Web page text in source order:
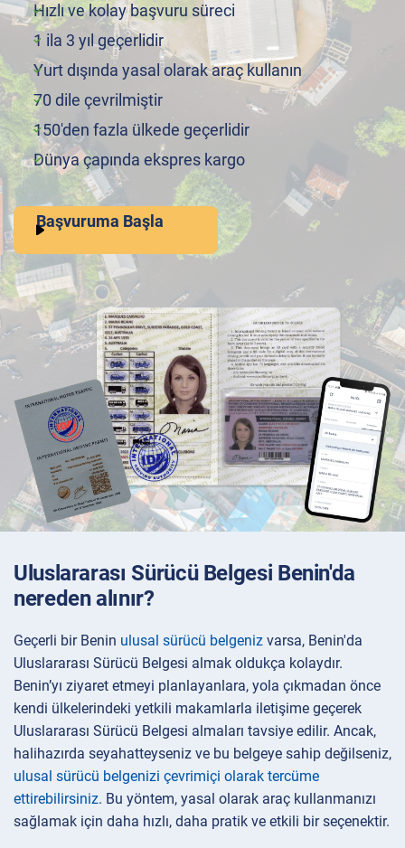
Hızlı ve kolay başvuru süreci
1 ila 3 yıl geçerlidir
Yurt dışında yasal olarak araç kullanın
70 dile çevrilmiştir
150'den fazla ülkede geçerlidir
Dünya çapında ekspres kargo
Başvuruma Başla
Uluslararası Sürücü Belgesi Benin'da
nereden alınır?
Geçerli bir Benin ulusal sürücü belgeniz varsa, Benin'da
Uluslararası Sürücü Belgesi almak oldukça kolaydır.
Benin’yı ziyaret etmeyi planlayanlara, yola çıkmadan önce
kendi ülkelerindeki yetkili makamlarla iletişime geçerek
Uluslararası Sürücü Belgesi almaları tavsiye edilir. Ancak,
halihazırda seyahatteyseniz ve bu belgeye sahip değilseniz,
ulusal sürücü belgenizi çevrimiçi olarak tercüme
ettirebilirsiniz. Bu yöntem, yasal olarak araç kullanmanızı
sağlamak için daha hızlı, daha pratik ve etkili bir seçenektir.